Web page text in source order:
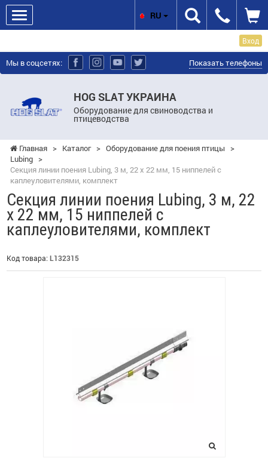
Вход
Мы в соцсетях: Показать телефоны
HOG SLAT УКРАИНА
Оборудование для свиноводства и
птицеводства
RU
Главная > Каталог > Оборудование для поения птицы
>
Lubing >
Секция линии поения Lubing, 3 м, 22 x 22 мм, 15 ниппелей с
каплеуловителями, комплект
Секция линии поения Lubing, 3 м, 22
x 22 мм, 15 ниппелей с
каплеуловителями, комплект
Код товара: L132315